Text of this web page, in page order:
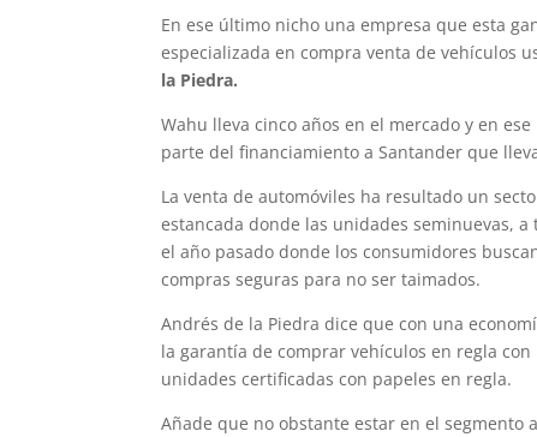
En ese último nicho una empresa que esta
especializada en compra venta de vehículos
la Piedra.
Wahu lleva cinco años en el mercado y en
parte del financiamiento a Santander que
La venta de automóviles ha resultado un
estancada donde las unidades seminuevas,
el año pasado donde los consumidores
compras seguras para no ser taimados.
Andrés de la Piedra dice que con una
la garantía de comprar vehículos en regla
unidades certificadas con papeles en regla.
Añade que no obstante estar en el